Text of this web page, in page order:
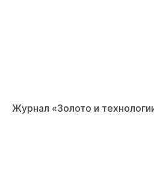
Журнал «Золото и